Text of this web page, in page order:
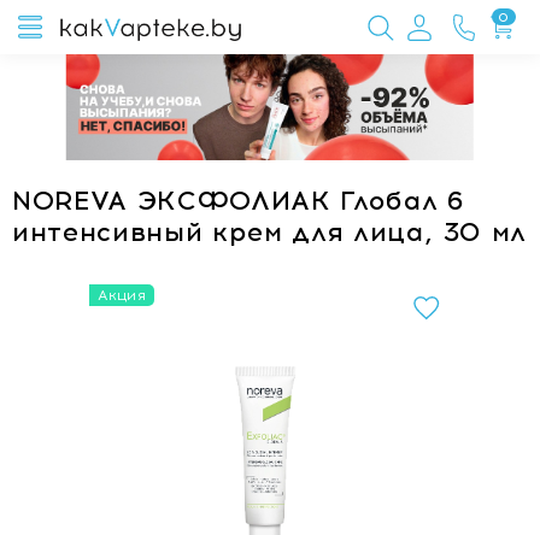
0
NOREVA ЭКСФОЛИАК Глобал 6
интенсивный крем для лица, 30 мл
Акция